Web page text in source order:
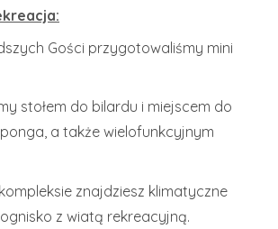
Gości przygotowaliśmy mini
stołem do bilardu i miejscem do
a także wielofunkcyjnym
znajdziesz klimatyczne
z wiatą rekreacyjną.